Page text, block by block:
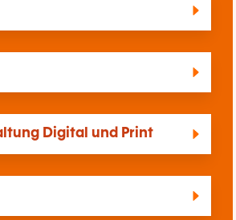
Digital und Print